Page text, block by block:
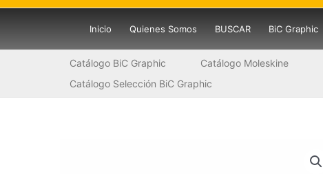
Inicio Quienes Somos BUSCAR BiC Graphic
Catálogo BiC Graphic Catálogo Moleskine
Catálogo Selección BiC Graphic